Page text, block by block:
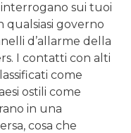
interrogano sui tuoi
qualsiasi governo
d’allarme della
I contatti con alti
come
ostili come
in una
cosa che